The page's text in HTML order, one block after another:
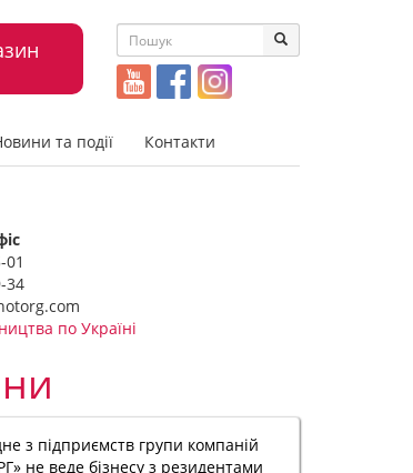
та події Контакти
01
34
по Україні
з підприємств групи компаній
не веде бізнесу з резидентами